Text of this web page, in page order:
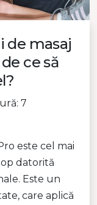
de masaj
ce să
7
este cel mai
datorită
Este un
care aplică